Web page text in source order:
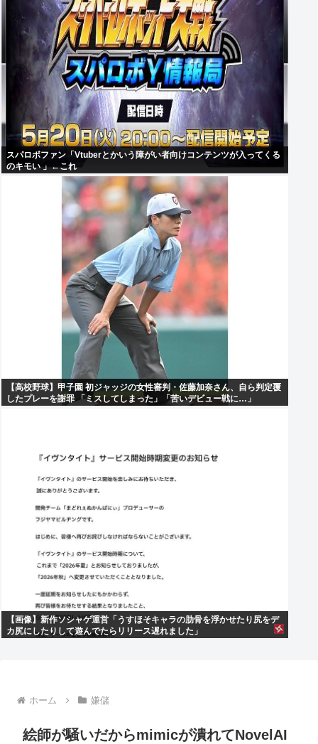
スパロボファン「Vtuberとかいう障がい者向けコンテンツが入ってくる
のキモい 」←これ
【高校野球】甲子園 初ジャッジの女性審判・佐藤加奈さん、自ら判定覆
したプレーを謝罪 「ミスしてしまった」「苦いデビュー戦に…」
【画像】新作ソシャゲ運営「うすほそキャラの肋骨を浮かせたり尻をデ
カ尻にしたりして遊んでたらリリース遅れました」
ホーム 嫌儲
絵師が騒いだからmimicが潰れてNovelAI